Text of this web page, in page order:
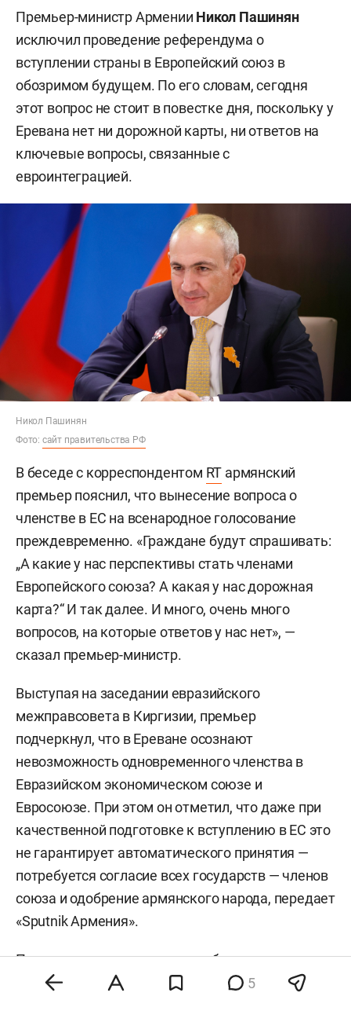
Премьер-министр Армении Никол Пашинян
исключил проведение референдума о
вступлении страны в Европейский союз в
обозримом будущем. По его словам, сегодня
этот вопрос не стоит в повестке дня, поскольку у
Еревана нет ни дорожной карты, ни ответов на
ключевые вопросы, связанные с
евроинтеграцией.
Никол Пашинян
Фото: сайт правительства РФ
В беседе с корреспондентом RT армянский
премьер пояснил, что вынесение вопроса о
членстве в ЕС на всенародное голосование
преждевременно. «Граждане будут спрашивать:
„А какие у нас перспективы стать членами
Европейского союза? А какая у нас дорожная
карта?“ И так далее. И много, очень много
вопросов, на которые ответов у нас нет», —
сказал премьер-министр.
Выступая на заседании евразийского
межправсовета в Киргизии, премьер
подчеркнул, что в Ереване осознают
невозможность одновременного членства в
Евразийском экономическом союзе и
Евросоюзе. При этом он отметил, что даже при
качественной подготовке к вступлению в ЕС это
не гарантирует автоматического принятия —
потребуется согласие всех государств — членов
союза и одобрение армянского народа, передает
«Sputnik Армения».
Пашинян также указал на необходимость
предварительной институциональной работы,
5